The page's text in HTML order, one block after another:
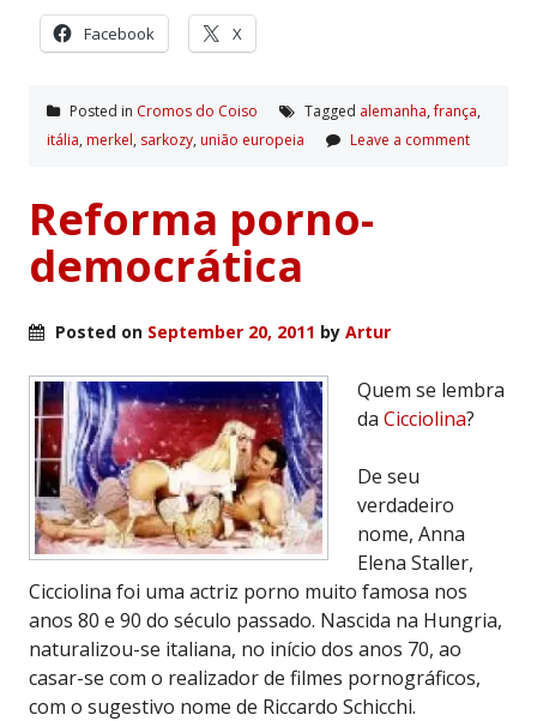
Facebook X
Posted in Cromos do Coiso Tagged alemanha,frança,
itália, merkel, sarkozy, união europeia Leave a comment
Reforma porno-
democrática
Posted on September 20, 2011 by Artur
Quem se lembra
da Cicciolina?
De seu
verdadeiro
nome, Anna
Elena Staller,
Cicciolina foi uma actriz porno muito famosa nos
anos 80 e 90 do século passado. Nascida na Hungria,
naturalizou-se italiana, no início dos anos 70, ao
casar-se com o realizador de filmes pornográficos,
com o sugestivo nome de Riccardo Schicchi.